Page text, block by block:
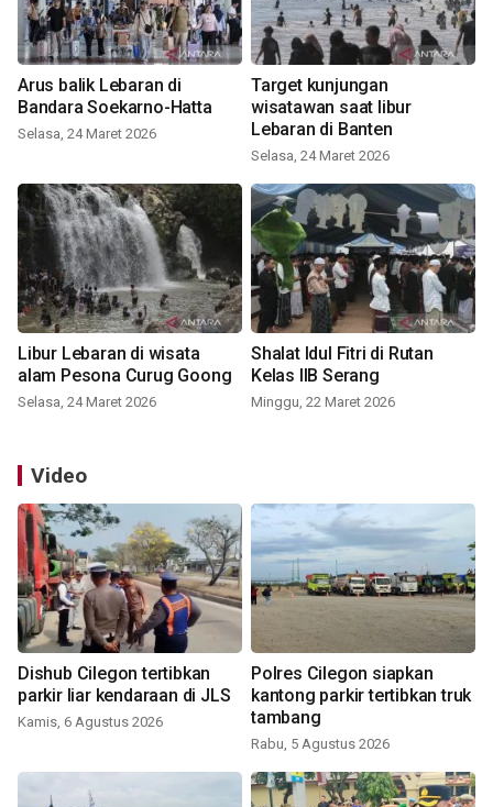
Arus balik Lebaran di
Bandara Soekarno-Hatta
Selasa, 24 Maret 2026
Target kunjungan
wisatawan saat libur
Lebaran di Banten
Selasa, 24 Maret 2026
Libur Lebaran di wisata
alam Pesona Curug Goong
Selasa, 24 Maret 2026
Shalat Idul Fitri di Rutan
Kelas IIB Serang
Minggu, 22 Maret 2026
Video
Dishub Cilegon tertibkan
parkir liar kendaraan di JLS
Kamis, 6 Agustus 2026
Polres Cilegon siapkan
kantong parkir tertibkan truk
tambang
Rabu, 5 Agustus 2026